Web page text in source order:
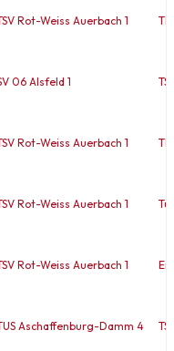
Rot-Weiss Auerbach 1
06 Alsfeld 1
Rot-Weiss Auerbach 1
Rot-Weiss Auerbach 1
Rot-Weiss Auerbach 1
Aschaffenburg-Damm 4